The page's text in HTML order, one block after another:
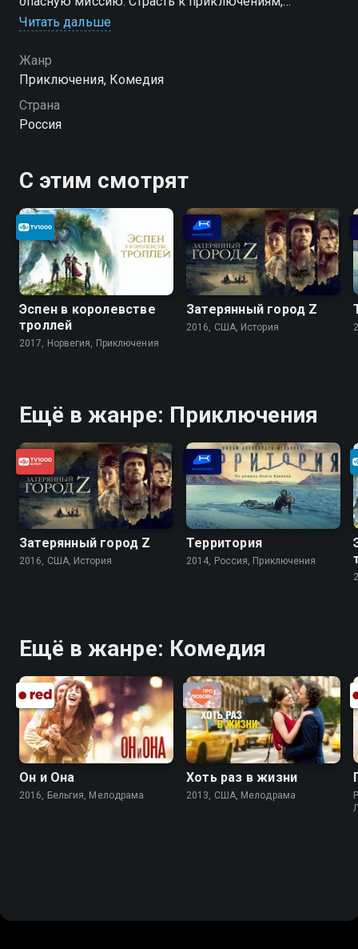
искрометный юмор и великий дух космического
раскрыть всю правду о Луне
Читать дальше
Жанр
Приключения, Комедия
Страна
Россия
С этим смотрят
Эспен в королевстве
троллей
2017, Норвегия, Приключения
Затерянный город Z
2016, США, История
Ещё в жанре: Приключения
Затерянный город Z
2016, США, История
Территория
2014, Россия, Приключения
Ещё в жанре: Комедия
Он и Она
2016, Бельгия, Мелодрама
Хоть раз в жизни
2013, США, Мелодрама